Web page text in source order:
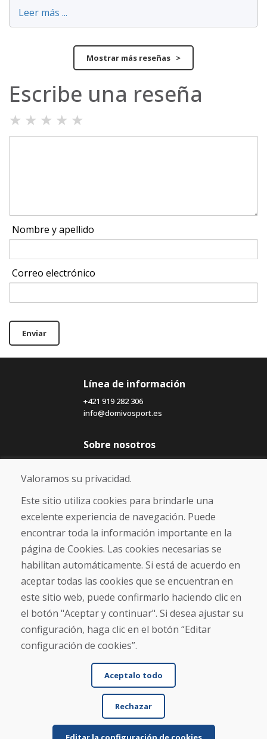
Leer más ...
Mostrar más reseñas >
Escribe una reseña
★ ★ ★ ★ ★
Nombre y apellido
Correo electrónico
Enviar
Línea de información
+421 919 282 306
info@domivosport.es
Sobre nosotros
Blog
Sobre nosotros
Comercio
Contacto
Compra
Tienda electrónica
Envío y pago
NORMAS DE RECLAMACIÓN
Devolución y cambio de mercancías
Política de privacidad
Cookies
© DOMIVOSPORT 2026, reservados todos los derechos
Valoramos su privacidad.
Este sitio utiliza cookies para brindarle una
excelente experiencia de navegación. Puede
encontrar toda la información importante en la
página de Cookies. Las cookies necesarias se
habilitan automáticamente. Si está de acuerdo en
aceptar todas las cookies que se encuentran en
este sitio web, puede confirmarlo haciendo clic en
el botón "Aceptar y continuar". Si desea ajustar su
configuración, haga clic en el botón “Editar
configuración de cookies”.
Aceptalo todo
Rechazar